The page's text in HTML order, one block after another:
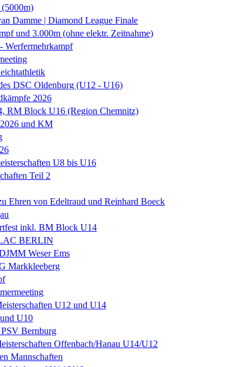
Damme | Diamond League Finale
und 3.000m (ohne elektr. Zeitnahme)
Werfermehrkampf
DSC Oldenburg (U12 - U16)
2026
RM Block U16 (Region Chemnitz)
und KM
U8 bis U16
Teil 2
Ehren von Edeltraud und Reinhard Boeck
inkl. BM Block U14
BERLIN
Weser Ems
Markkleeberg
U12 und U14
U10
Bernburg
Offenbach/Hanau U14/U12
Mannschaften